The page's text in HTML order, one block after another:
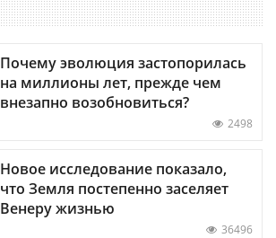
Почему эволюция застопорилась
на миллионы лет, прежде чем
внезапно возобновиться?
2498
Новое исследование показало,
что Земля постепенно заселяет
Венеру жизнью
36496